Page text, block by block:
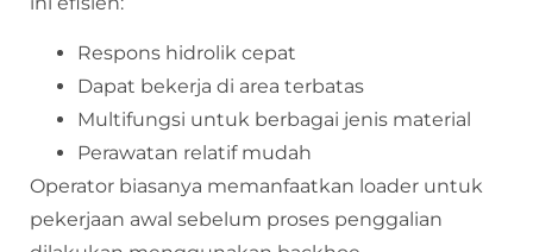
Respons hidrolik cepat
Dapat bekerja di area terbatas
Multifungsi untuk berbagai jenis material
Perawatan relatif mudah
Operator biasanya memanfaatkan loader untuk
pekerjaan awal sebelum proses penggalian